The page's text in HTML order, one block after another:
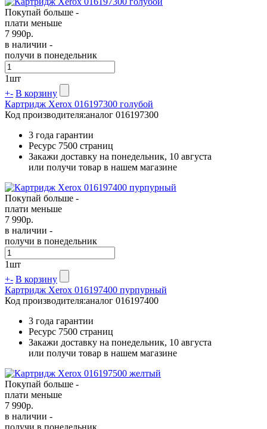
Покупай больше -
плати меньше
7 990р.
в наличии -
получи в понедельник
1шт
+- В корзину
Картридж Xerox 016197300 голубой
Код производителя:аналог 016197300
3 года гарантии
Ресурс 7500 страниц
Закажи доставку на понедельник, 10 августа
или получи товар в нашем магазине
Покупай больше -
плати меньше
7 990р.
в наличии -
получи в понедельник
1шт
+- В корзину
Картридж Xerox 016197400 пурпурный
Код производителя:аналог 016197400
3 года гарантии
Ресурс 7500 страниц
Закажи доставку на понедельник, 10 августа
или получи товар в нашем магазине
Покупай больше -
плати меньше
7 990р.
в наличии -
получи в понедельник